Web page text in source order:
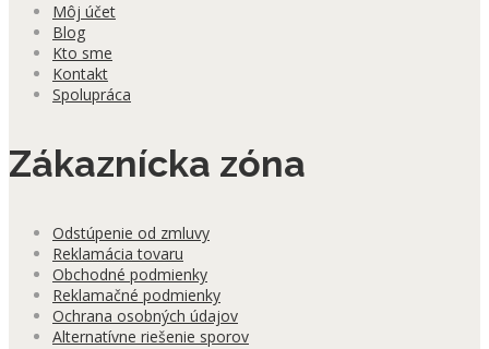
Môj účet
Blog
Kto sme
Kontakt
Spolupráca
Zákaznícka zóna
Odstúpenie od zmluvy
Reklamácia tovaru
Obchodné podmienky
Reklamačné podmienky
Ochrana osobných údajov
Alternatívne riešenie sporov